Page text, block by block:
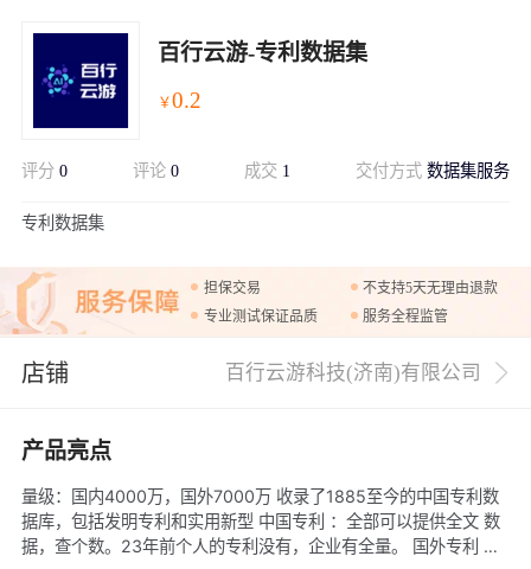
百行云游-专利数据集
￥0.2
评分 0 评论 0 成交 1 交付方式数据集服务
专利数据集
担保交易
不支持5天无理由退款
专业测试保证品质
服务全程监管
店铺 百行云游科技(济南)有限公司
产品亮点
量级：国内4000万，国外7000万 收录了1885至今的中国专利数
据库，包括发明专利和实用新型 中国专利 ：全部可以提供全文 数
据，查个数。23年前个人的专利没有，企业有全量。 国外专利 ：